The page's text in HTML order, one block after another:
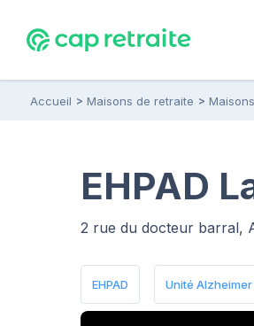
Accueil Maisons de retraite
EHPAD
2 rue du docteur barral,
EHPAD Unité Alzheimer